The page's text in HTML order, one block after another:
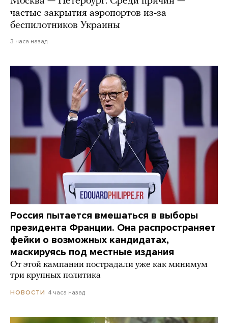
частые закрытия аэропортов из-за
беспилотников Украины
3 часа назад
Россия пытается вмешаться в выборы
президента Франции. Она распространяет
фейки о возможных кандидатах,
маскируясь под местные издания
От этой кампании пострадали уже как минимум
три крупных политика
НОВОСТИ 4 часа назад